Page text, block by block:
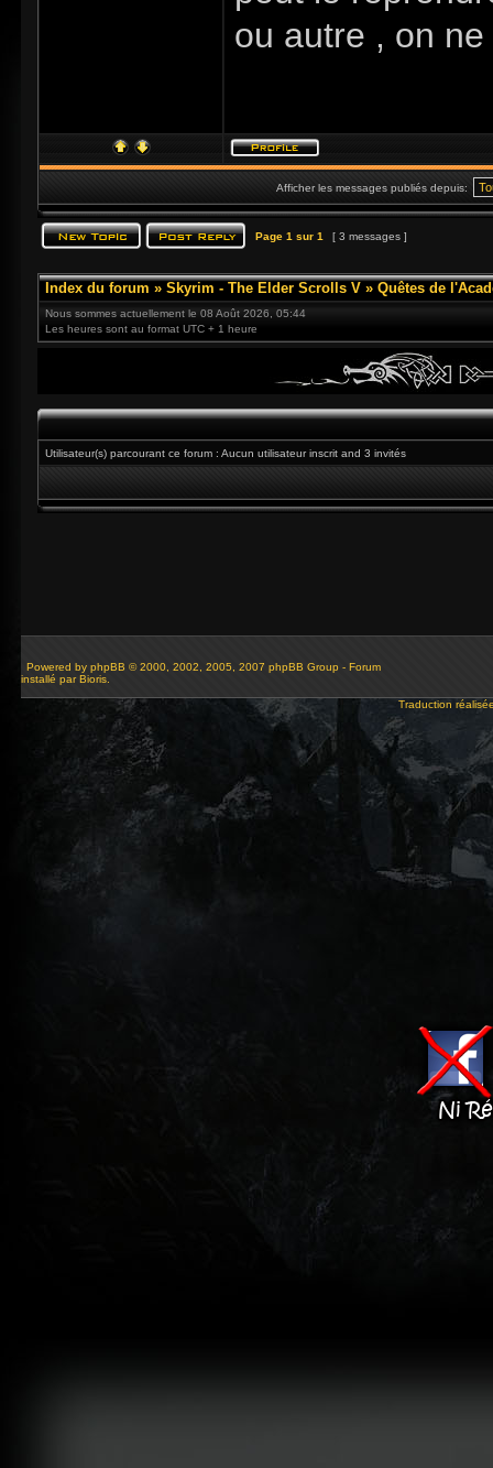
ou autre , on
Afficher les messages publiés depuis:
Page 1 sur 1 [ 3 messages ]
Index du forum » Skyrim - The Elder Scrolls V » Quêtes de
Nous sommes actuellement le 08 Août 2026, 05:44
Les heures sont au format UTC + 1 heure
Utilisateur(s) parcourant ce forum : Aucun utilisateur inscrit and 3 invités
Powered by phpBB © 2000, 2002, 2005, 2007 phpBB Group - Forum
installé par Bioris.
Traduction